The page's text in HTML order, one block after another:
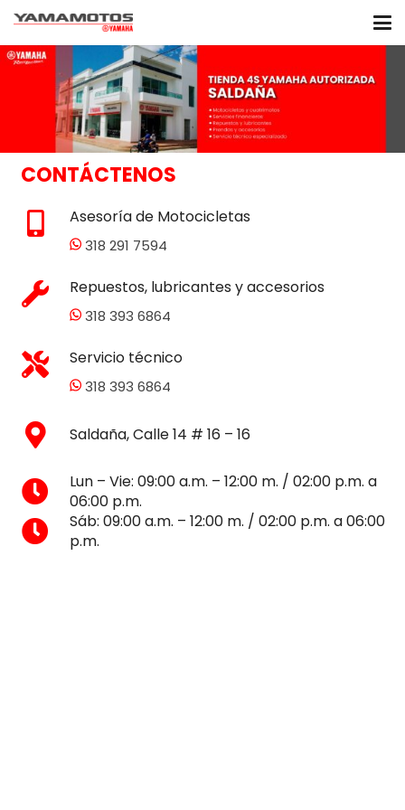
CONTÁCTENOS
Asesoría de Motocicletas
318 291 7594
Repuestos, lubricantes y accesorios
318 393 6864
Servicio técnico
318 393 6864
Saldaña, Calle 14 # 16 – 16
Lun – Vie: 09:00 a.m. – 12:00 m. / 02:00 p.m. a
06:00 p.m.
Sáb: 09:00 a.m. – 12:00 m. / 02:00 p.m. a 06:00
p.m.